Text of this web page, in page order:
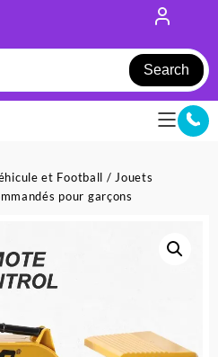
Search
et Football / Jouets
pour garçons